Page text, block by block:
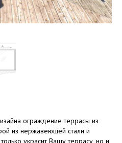
ограждение террасы из
из нержавеющей стали и
украсит Вашу террасу, но и